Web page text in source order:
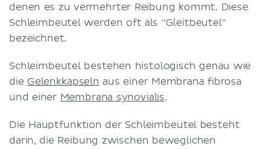
denen es zu vermehrter Reibung kommt. Diese
Schleimbeutel werden oft als "Gleitbeutel"
bezeichnet.
Schleimbeutel bestehen histologisch genau wie
die Gelenkkapseln aus einer Membrana fibrosa
und einer Membrana synovialis.
Die Hauptfunktion der Schleimbeutel besteht
darin, die Reibung zwischen beweglichen